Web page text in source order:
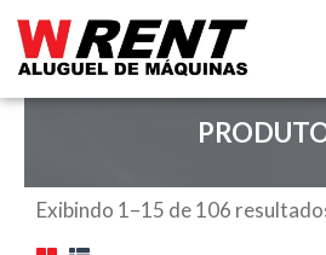
para
conteúdo
Exibindo 1–15 de 106